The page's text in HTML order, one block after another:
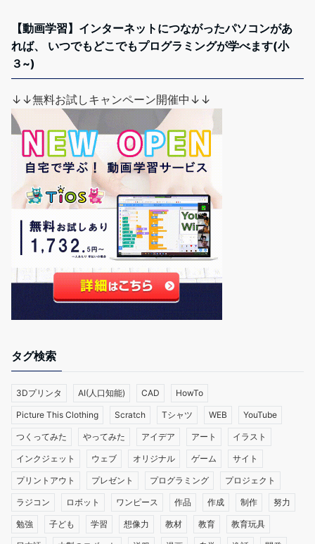
【動画学習】インターネットにつながったパソコンがあ
れば、 いつでもどこでもプログラミングが学べます(小
３~)
↓↓無料お試しキャンペーン開催中↓↓
タグ検索
3Dプリンタ AI(人口知能) CAD HowTo
Picture This Clothing Scratch Tシャツ WEB YouTube
つくってみた やってみた アイデア アート イラスト
インクジェット ウェブ オリジナル ゲーム サイト
プリントアウト プレゼント プログラミング プロジェクト
ラジコン ロボット ワンピース 作品 作成 制作 努力
勉強 子ども 学習 想像力 教材 教育 教育玩具